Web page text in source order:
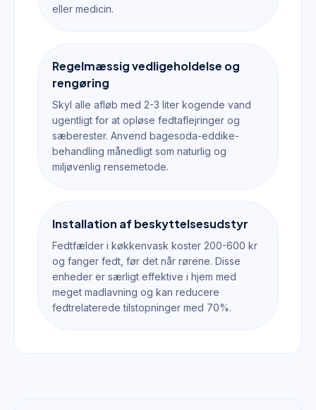
eller medicin.
Regelmæssig vedligeholdelse og
rengøring
Skyl alle afløb med 2-3 liter kogende vand
ugentligt for at opløse fedtaflejringer og
sæberester. Anvend bagesoda-eddike-
behandling månedligt som naturlig og
miljøvenlig rensemetode.
Installation af beskyttelsesudstyr
Fedtfælder i køkkenvask koster 200-600 kr
og fanger fedt, før det når rørene. Disse
enheder er særligt effektive i hjem med
meget madlavning og kan reducere
fedtrelaterede tilstopninger med 70%.